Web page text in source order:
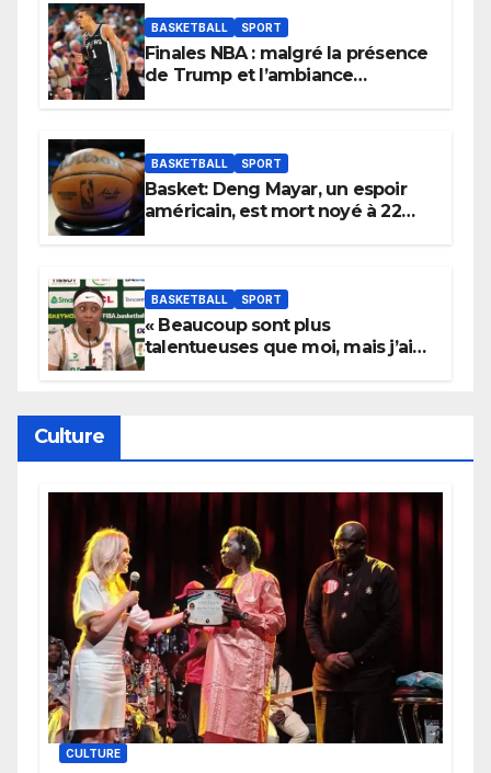
BASKETBALL SPORT
Finales NBA : malgré la présence
de Trump et l’ambiance
BASKETBALL SPORT
Basket: Deng Mayar, un espoir
américain, est mort noyé à 22
BASKETBALL SPORT
« Beaucoup sont plus
talentueuses que moi, mais j’ai
Culture
CULTURE